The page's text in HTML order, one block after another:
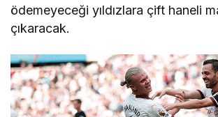
ödemeyeceği yıldızlara çift haneli
çıkaracak.